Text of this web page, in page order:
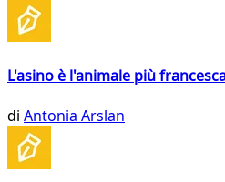
L'asino è l'animale più
di Antonia Arslan